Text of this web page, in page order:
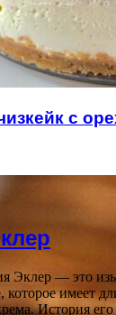
с
Эклер — это
которое имеет
История